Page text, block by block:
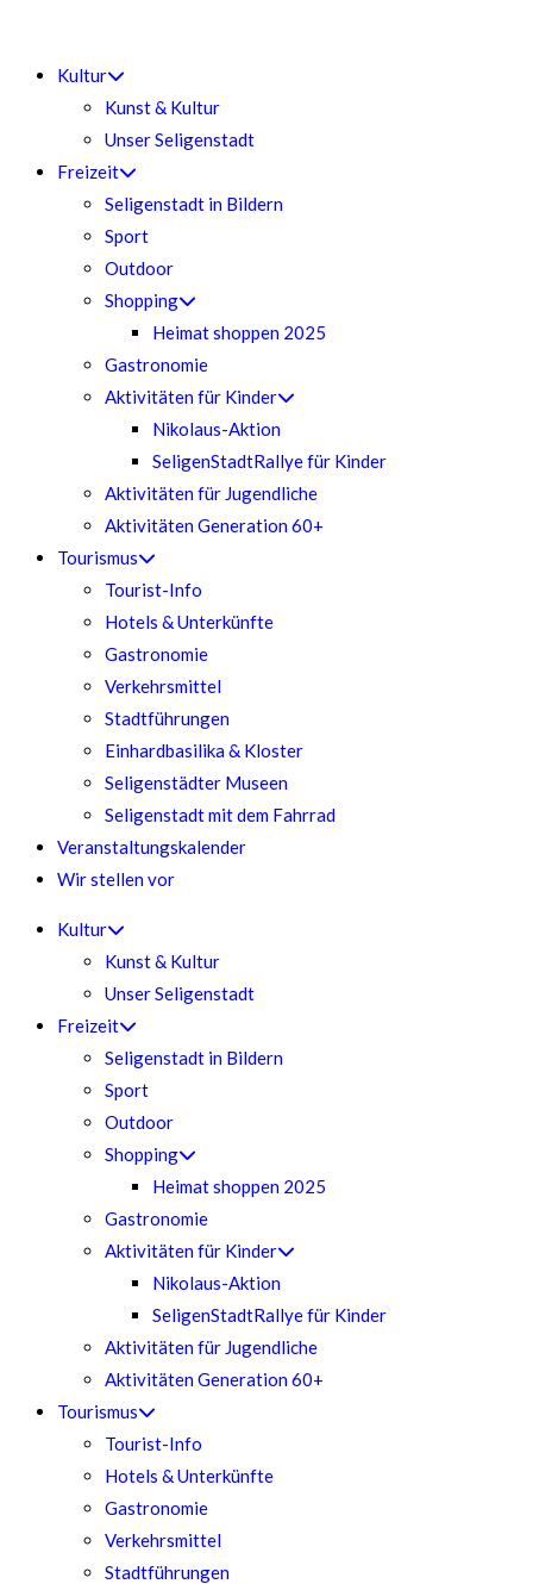
Kultur
Kunst & Kultur
Unser Seligenstadt
Freizeit
Seligenstadt in Bildern
Sport
Outdoor
Shopping
Heimat shoppen 2025
Gastronomie
Aktivitäten für Kinder
Nikolaus-Aktion
SeligenStadtRallye für Kinder
Aktivitäten für Jugendliche
Aktivitäten Generation 60+
Tourismus
Tourist-Info
Hotels & Unterkünfte
Gastronomie
Verkehrsmittel
Stadtführungen
Einhardbasilika & Kloster
Seligenstädter Museen
Seligenstadt mit dem Fahrrad
Veranstaltungskalender
Wir stellen vor
Kultur
Kunst & Kultur
Unser Seligenstadt
Freizeit
Seligenstadt in Bildern
Sport
Outdoor
Shopping
Heimat shoppen 2025
Gastronomie
Aktivitäten für Kinder
Nikolaus-Aktion
SeligenStadtRallye für Kinder
Aktivitäten für Jugendliche
Aktivitäten Generation 60+
Tourismus
Tourist-Info
Hotels & Unterkünfte
Gastronomie
Verkehrsmittel
Stadtführungen